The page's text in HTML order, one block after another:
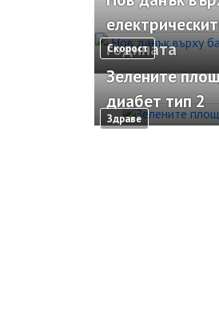
Скорост
годината
Здраве
Зелените
диабет тип 2